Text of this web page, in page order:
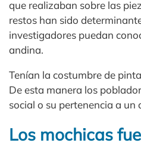
que realizaban sobre las
restos han sido
investigadores puedan
andina.
Tenían la costumbre de
De esta manera los
social o su pertenencia a un
Los mochicas